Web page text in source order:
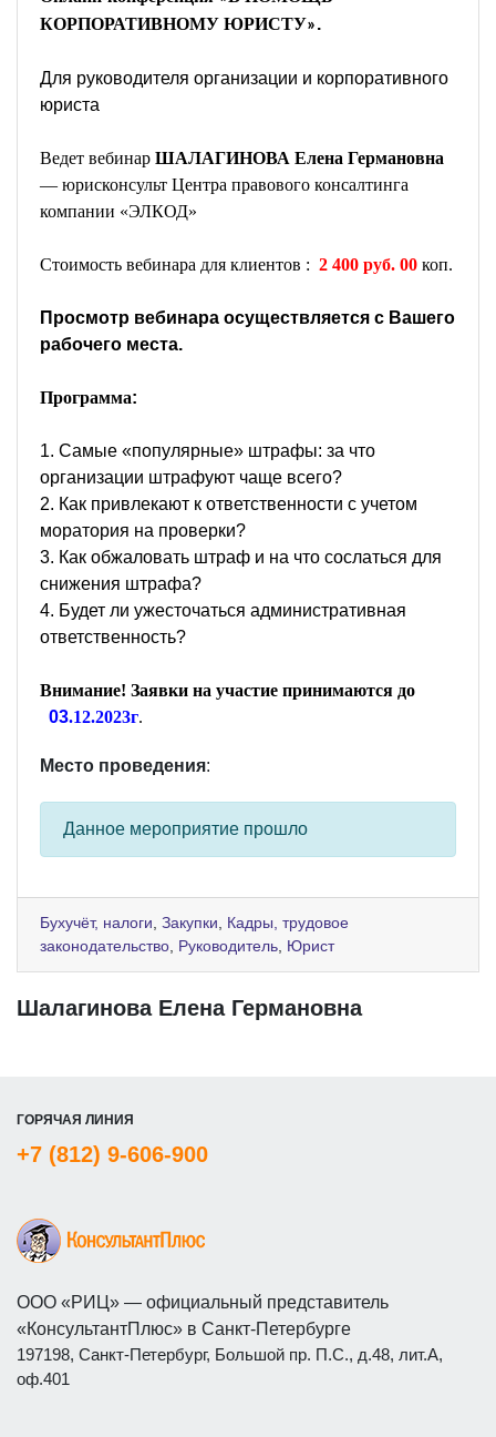
КОРПОРАТИВНОМУ ЮРИСТУ».
Для руководителя организации и корпоративного
юриста
Ведет вебинар ШАЛАГИНОВА Елена Германовна
— юрисконсульт Центра правового консалтинга
компании «ЭЛКОД»
Стоимость вебинара для клиентов : 2 400 руб. 00 коп.
Просмотр вебинара осуществляется с Вашего
рабочего места.
Программа:
1. Самые «популярные» штрафы: за что
организации штрафуют чаще всего?
2. Как привлекают к ответственности с учетом
моратория на проверки?
3. Как обжаловать штраф и на что сослаться для
снижения штрафа?
4. Будет ли ужесточаться административная
ответственность?
Внимание! Заявки на участие принимаются до
03.12.2023г.
Место проведения:
Данное мероприятие прошло
Бухучёт, налоги Закупки
Кадры, трудовое
законодательство Руководитель Юрист
Шалагинова Елена Германовна
ГОРЯЧАЯ ЛИНИЯ
+7 (812) 9-606-900
ООО «РИЦ» — официальный представитель
«КонсультантПлюс» в Санкт-Петербурге
197198, Санкт-Петербург, Большой пр. П.С., д.48, лит.А,
оф.401